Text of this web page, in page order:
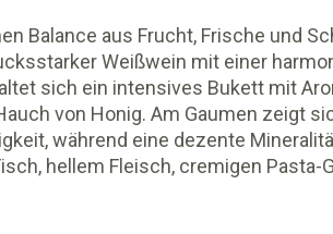
Balance aus Frucht, Frische und
Weißwein mit einer
sich ein intensives Bukett mit
von Honig. Am Gaumen zeigt
während eine dezente
hellem Fleisch, cremigen Pasta-